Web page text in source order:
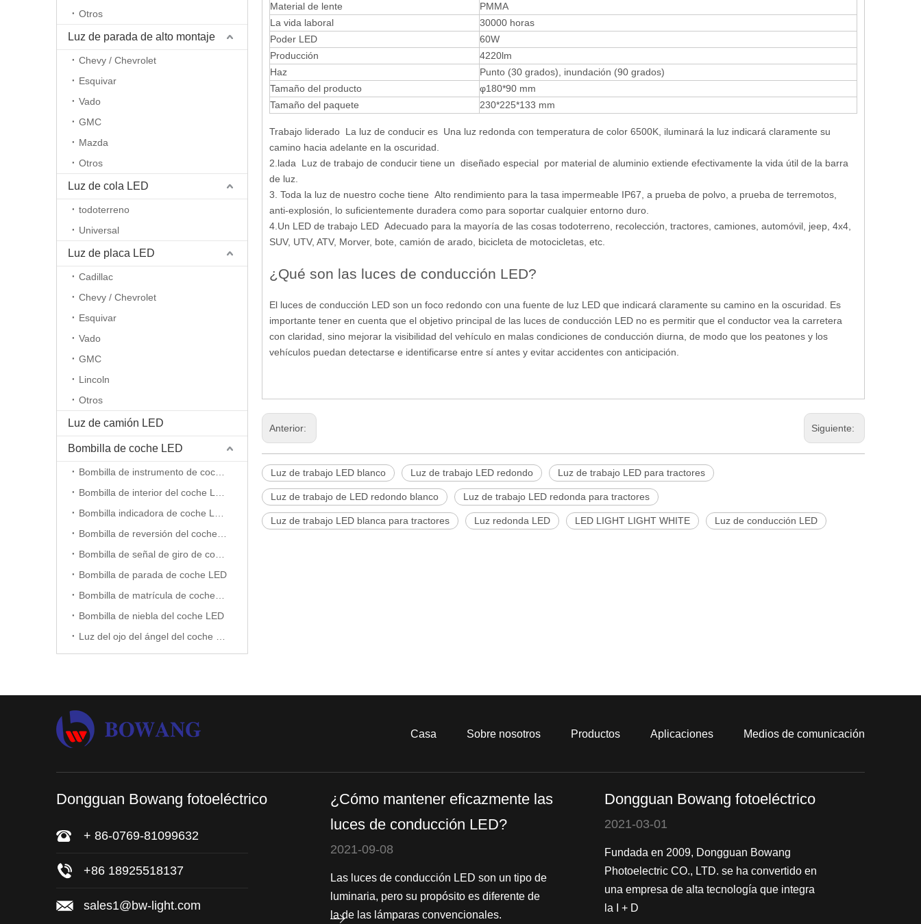
Otros
Luz de parada de alto montaje
Chevy / Chevrolet
Esquivar
Vado
GMC
Mazda
Otros
Luz de cola LED
todoterreno
Universal
Luz de placa LED
Cadillac
Chevy / Chevrolet
Esquivar
Vado
GMC
Lincoln
Otros
Luz de camión LED
Bombilla de coche LED
Bombilla de parada de coche LED
Bombilla de niebla del coche LED
Material de lente
PMMA
La vida laboral
30000 horas
Poder LED
60W
Producción
4220lm
Haz
Punto (30 grados), inundación (90 grados)
Tamaño del producto
φ180*90 mm
Tamaño del paquete
230*225*133 mm
Trabajo liderado La luz de conducir es Una luz redonda con temperatura de color 6500K, iluminará la luz indicará claramente su
camino hacia adelante en la oscuridad.
2.lada Luz de trabajo de conducir tiene un diseñado especial por material de aluminio extiende efectivamente la vida útil de la barra
de luz.
3. Toda la luz de nuestro coche tiene Alto rendimiento para la tasa impermeable IP67, a prueba de polvo, a prueba de terremotos,
anti-explosión, lo suficientemente duradera como para soportar cualquier entorno duro.
4.Un LED de trabajo LED Adecuado para la mayoría de las cosas todoterreno, recolección, tractores, camiones, automóvil, jeep, 4x4,
SUV, UTV, ATV, Morver, bote, camión de arado, bicicleta de motocicletas, etc.
¿Qué son las luces de conducción LED?
El luces de conducción LED son un foco redondo con una fuente de luz LED que indicará claramente su camino en la oscuridad. Es
importante tener en cuenta que el objetivo principal de las luces de conducción LED no es permitir que el conductor vea la carretera
con claridad, sino mejorar la visibilidad del vehículo en malas condiciones de conducción diurna, de modo que los peatones y los
vehículos puedan detectarse e identificarse entre sí antes y evitar accidentes con anticipación.
Anterior: Siguiente:
Luz de trabajo LED blanco Luz de trabajo LED redondo Luz de trabajo LED para tractores
Luz de trabajo de LED redondo blanco Luz de trabajo LED redonda para tractores
Luz de trabajo LED blanca para tractores Luz redonda LED LED LIGHT LIGHT WHITE Luz de conducción LED
Casa Sobre nosotros Productos Aplicaciones Medios de comunicación
Dongguan Bowang fotoeléctrico
+ 86-0769-81099632
+86 18925518137
sales1@bw-light.com
¿Cómo mantener eficazmente las
luces de conducción LED?
2021-09-08
Las luces de conducción LED son un tipo de
luminaria, pero su propósito es diferente de
la de las lámparas convencionales.
Dongguan Bowang fotoeléctrico
2021-03-01
Fundada en 2009, Dongguan Bowang
Photoelectric CO., LTD. se ha convertido en
una empresa de alta tecnología que integra
la I + D